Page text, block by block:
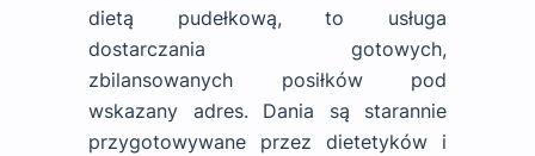
dietą pudełkową, to usługa
dostarczania gotowych,
zbilansowanych posiłków pod
wskazany adres. Dania są starannie
przygotowywane przez dietetyków i